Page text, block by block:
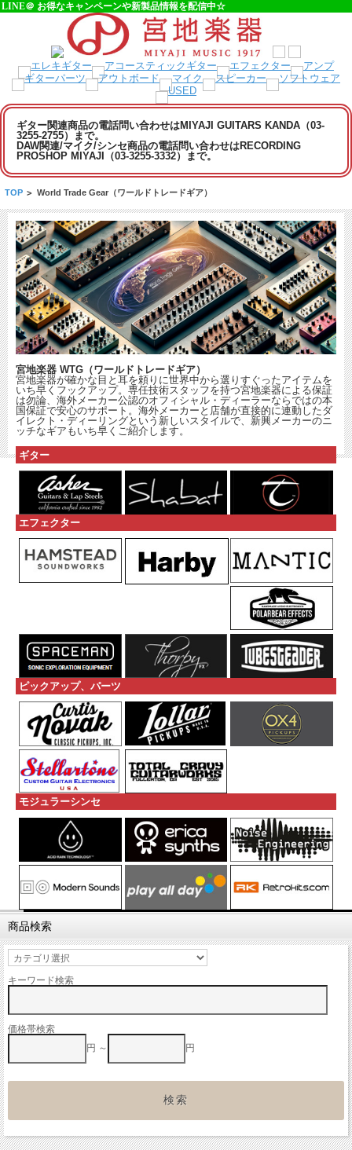
LINE＠ お得なキャンペーンや新製品情報を配信中☆
ギター関連商品の電話問い合わせはMIYAJI GUITARS KANDA（03-
3255-2755）まで。
DAW関連/マイク/シンセ商品の電話問い合わせはRECORDING
PROSHOP MIYAJI（03-3255-3332）まで。
TOP > World Trade Gear（ワールドトレードギア）
宮地楽器 WTG（ワールドトレードギア）
宮地楽器が確かな目と耳を頼りに世界中から選りすぐったアイテムを
いち早くフックアップ。専任技術スタッフを持つ宮地楽器による保証
は勿論、海外メーカー公認のオフィシャル・ディーラーならではの本
国保証で安心のサポート。海外メーカーと店舗が直接的に連動したダ
イレクト・ディーリングという新しいスタイルで、新興メーカーのニ
ッチなギアもいち早くご紹介します。
ギター
エフェクター
ピックアップ、パーツ
モジュラーシンセ
商品検索
キーワード検索
価格帯検索
円 ～
円